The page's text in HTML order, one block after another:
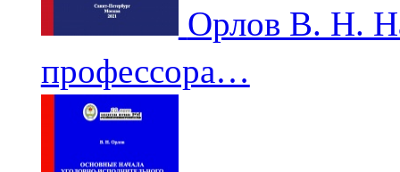
Орлов В. Н.
профессора…